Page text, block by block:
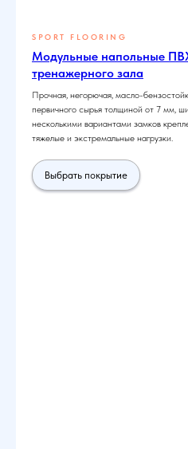
SPORT FLOORING
Модульные напольные
тренажерного зала
Прочная, негорючая, масло-
первичного сырья толщиной от 7 мм,
несколькими вариантами замков
тяжелые и экстремальные нагрузки.
Выбрать покрытие